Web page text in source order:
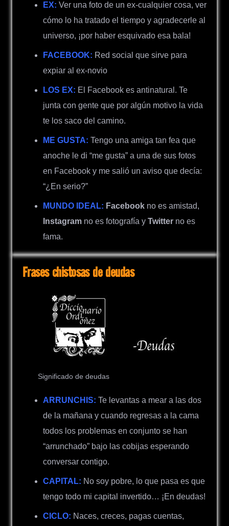
EX: Ver una foto de un ex-cualquier cosa, ver
cómo lo ha tratado el tiempo y agradecerle al
universo, ¡por haber esquivado esa bala!
FACEBOOK: Red social que sirve para
expiar al ex-novio
LOS EX: El Facebook es antinatural. Te
junta con gente que por algún motivo la vida
te los saco del camino.
ME GUSTA: Tengo una amiga tan fea que
anoche le di “me gusta” a una de sus fotos
en Facebook y me salió un aviso que decía:
“¿En serio?”
MUNDO IDEAL: Facebook no es amistad,
Instagram no es fotografía y Twitter no es
fama.
Frases chistosas de deudas
Significado de deudas
ARRUNCHIS: Te levantas a mear a las dos
de la mañana y cuando regresas a la cama
todos los problemas en conjunto se han
“arrunchado” bajo las cobijas esperando
conversar contigo.
CAPITAL: No soy pobre, lo que pasa es que
tengo todo mi capital invertido… ¡En deudas!
CICLO: Naces, creces, pagas cuentas,